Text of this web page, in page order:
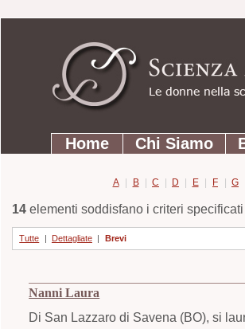
contenuti.
Strumenti
personali
SezioniHome Chi Siamo
A | B | C | D | E | F | G
14elementi soddisfano i criteri specificati
Tutte | Dettagliate | Brevi
Nanni Laura
Di San Lazzaro di Savena (BO), si